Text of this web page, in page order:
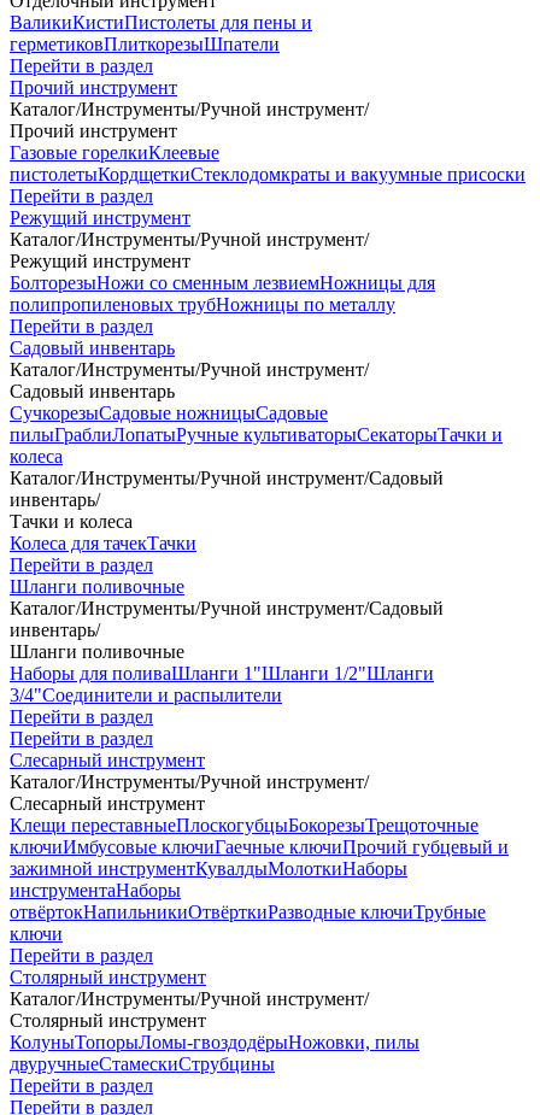
ВаликиКистиПистолеты для пены и
герметиковПлиткорезыШпатели
Перейти в раздел
Прочий инструмент
Каталог/Инструменты/Ручной инструмент/
Прочий инструмент
Газовые горелкиКлеевые
пистолетыКордщеткиСтеклодомкраты и вакуумные присоски
Перейти в раздел
Режущий инструмент
Каталог/Инструменты/Ручной инструмент/
Режущий инструмент
БолторезыНожи со сменным лезвиемНожницы для
полипропиленовых трубНожницы по металлу
Перейти в раздел
Садовый инвентарь
Каталог/Инструменты/Ручной инструмент/
Садовый инвентарь
СучкорезыСадовые ножницыСадовые
пилыГраблиЛопатыРучные культиваторыСекаторыТачки и
колеса
Каталог/Инструменты/Ручной инструмент/Садовый
инвентарь/
Тачки и колеса
Колеса для тачекТачки
Перейти в раздел
Шланги поливочные
Каталог/Инструменты/Ручной инструмент/Садовый
инвентарь/
Шланги поливочные
Наборы для поливаШланги 1"Шланги 1/2"Шланги
3/4"Соединители и распылители
Перейти в раздел
Перейти в раздел
Слесарный инструмент
Каталог/Инструменты/Ручной инструмент/
Слесарный инструмент
Клещи переставныеПлоскогубцыБокорезыТрещоточные
ключиИмбусовые ключиГаечные ключиПрочий губцевый и
зажимной инструментКувалдыМолоткиНаборы
инструментаНаборы
отвёртокНапильникиОтвёрткиРазводные ключиТрубные
ключи
Перейти в раздел
Столярный инструмент
Каталог/Инструменты/Ручной инструмент/
Столярный инструмент
КолуныТопорыЛомы-гвоздодёрыНожовки, пилы
двуручныеСтамескиСтрубцины
Перейти в раздел
Перейти в раздел